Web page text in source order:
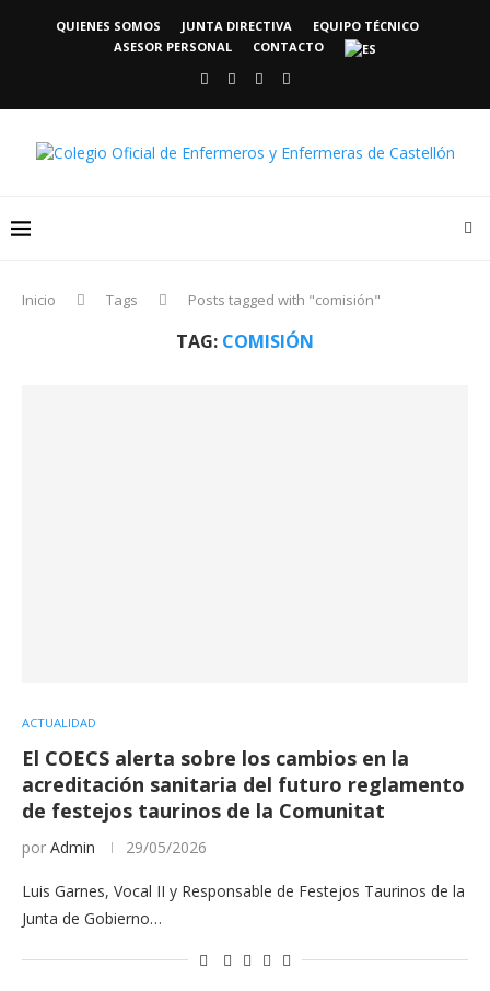
QUIENES SOMOS JUNTA DIRECTIVA
EQUIPO TÉCNICO
ASESOR PERSONAL
CONTACTO
Inicio Tags Posts tagged with "comisión"
TAG: COMISIÓN
ACTUALIDAD
El COECS alerta sobre los cambios en la
acreditación sanitaria del futuro reglamento
de festejos taurinos de la Comunitat
por Admin 29/05/2026
Luis Garnes, Vocal II y Responsable de Festejos Taurinos de la
Junta de Gobierno…